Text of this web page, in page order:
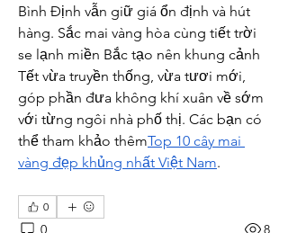
Bình Định vẫn giữ giá ổn định và hút
hàng. Sắc mai vàng hòa cùng tiết trời
se lạnh miền Bắc tạo nên khung cảnh
Tết vừa truyền thống, vừa tươi mới,
góp phần đưa không khí xuân về sớm
với từng ngôi nhà phố thị. Các bạn có
thể tham khảo thêmTop 10 cây mai
vàng đẹp khủng nhất Việt Nam.
0
0 8